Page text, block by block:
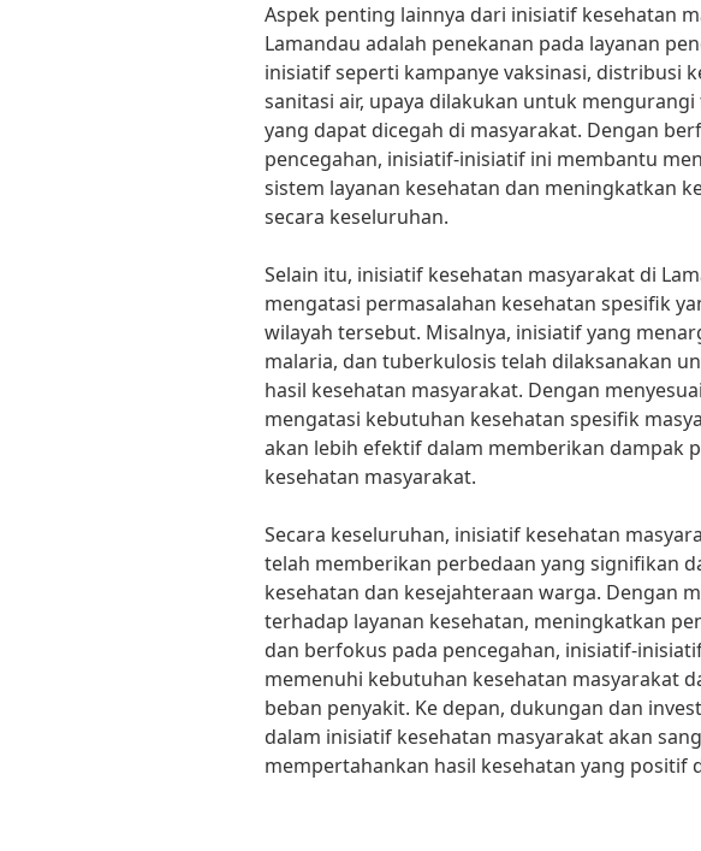
Aspek penting lainnya dari inisiatif kesehatan
Lamandau adalah penekanan pada layanan
inisiatif seperti kampanye vaksinasi, distribusi
sanitasi air, upaya dilakukan untuk
yang dapat dicegah di masyarakat. Dengan
pencegahan, inisiatif-inisiatif ini membantu
sistem layanan kesehatan dan meningkatkan
secara keseluruhan.
Selain itu, inisiatif kesehatan masyarakat di
mengatasi permasalahan kesehatan spesifik
wilayah tersebut. Misalnya, inisiatif yang
malaria, dan tuberkulosis telah dilaksanakan
hasil kesehatan masyarakat. Dengan
mengatasi kebutuhan kesehatan spesifik
akan lebih efektif dalam memberikan dampak
kesehatan masyarakat.
Secara keseluruhan, inisiatif kesehatan
telah memberikan perbedaan yang signifikan
kesehatan dan kesejahteraan warga. Dengan
terhadap layanan kesehatan, meningkatkan
dan berfokus pada pencegahan, inisiatif-
memenuhi kebutuhan kesehatan masyarakat
beban penyakit. Ke depan, dukungan dan
dalam inisiatif kesehatan masyarakat akan
mempertahankan hasil kesehatan yang positif